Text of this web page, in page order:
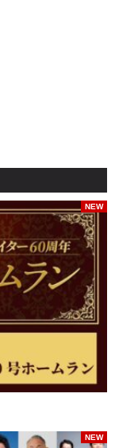
NEW
NEW